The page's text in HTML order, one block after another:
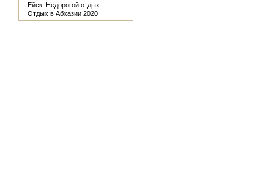
Ейск. Недорогой отдых
Отдых в Абхазии 2020